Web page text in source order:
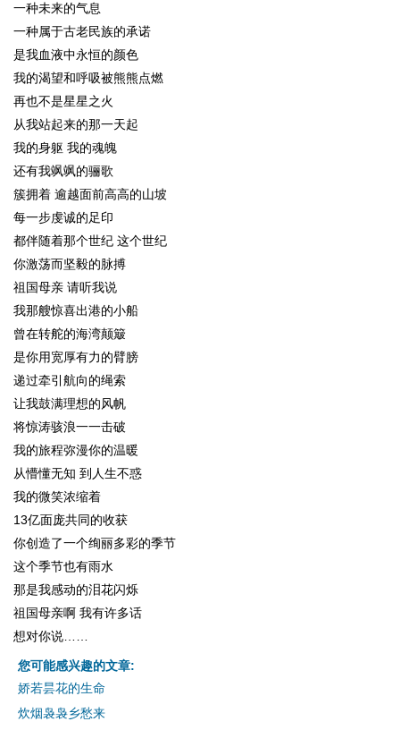
一种未来的气息
一种属于古老民族的承诺
是我血液中永恒的颜色
我的渴望和呼吸被熊熊点燃
再也不是星星之火
从我站起来的那一天起
我的身躯 我的魂魄
还有我飒飒的骊歌
簇拥着 逾越面前高高的山坡
每一步虔诚的足印
都伴随着那个世纪 这个世纪
你激荡而坚毅的脉搏
祖国母亲 请听我说
我那艘惊喜出港的小船
曾在转舵的海湾颠簸
是你用宽厚有力的臂膀
递过牵引航向的绳索
让我鼓满理想的风帆
将惊涛骇浪一一击破
我的旅程弥漫你的温暖
从懵懂无知 到人生不惑
我的微笑浓缩着
13亿面庞共同的收获
你创造了一个绚丽多彩的季节
这个季节也有雨水
那是我感动的泪花闪烁
祖国母亲啊 我有许多话
想对你说……
您可能感兴趣的文章:
娇若昙花的生命
炊烟袅袅乡愁来